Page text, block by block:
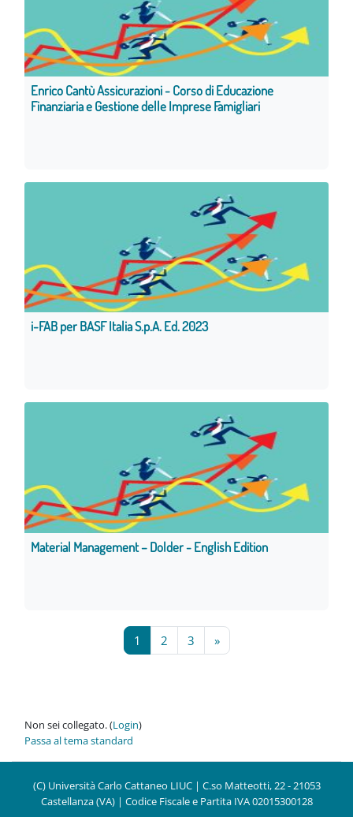
Enrico Cantù Assicurazioni - Corso di Educazione
Finanziaria e Gestione delle Imprese Famigliari
i-FAB per BASF Italia S.p.A. Ed. 2023
Material Management – Dolder - English Edition
1 Pagina 1
2Pagina 2
3Pagina 3
»Pagina successiva
Non sei collegato. (Login)
Passa al tema standard
(C) Università Carlo Cattaneo LIUC | C.so Matteotti, 22 - 21053
Castellanza (VA) | Codice Fiscale e Partita IVA 02015300128